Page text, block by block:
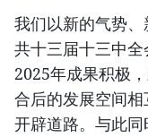
我们以新的气势
共十三届十三中全
2025年成果积极
合后的发展空间
开辟道路。与此